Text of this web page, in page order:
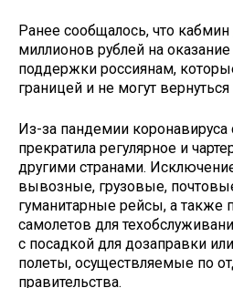
Ранее сообщалось, что кабмин
миллионов рублей на
поддержки россиянам,
границей и не могут
Из-за пандемии коронавируса
прекратила регулярное и
другими странами.
вывозные, грузовые,
гуманитарные рейсы, а также
самолетов для
с посадкой для дозаправки
полеты, осуществляемые по
правительства.